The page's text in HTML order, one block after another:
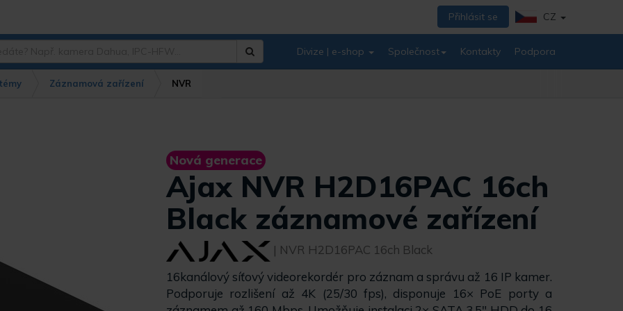
Přihlásit se CZ
Divize | e-shop Společnost Kontakty Podpora
Záznamová zařízení NVR
Nová generace
Ajax NVR H2D16PAC 16ch
Black záznamové zařízení
| NVR H2D16PAC 16ch Black
16kanálový síťový videorekordér pro záznam a správu až 16 IP kamer.
Podporuje rozlišení až 4K (25/30 fps), disponuje 16× PoE porty a